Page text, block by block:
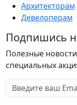
Архитекторам
Девелоперам
Подпишись
Полезные
специальных